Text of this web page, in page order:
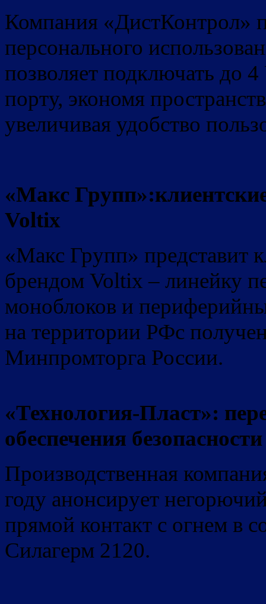
Компания «ДистКонтрол»
персонального
позволяет подключать до
порту, экономя
увеличивая удобство
«Макс Групп»:
Voltix
«Макс Групп» представит
брендом Voltix – линейку
моноблоков и
на территории РФс
Минпромторга России.
«Технология-Пласт»:
обеспечения безопасности
Производственная
году анонсирует
прямой контакт с огнем в
Силагерм 2120.